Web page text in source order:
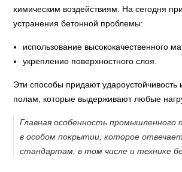
химическим воздействиям. На сегодня
устранения бетонной проблемы:
использование высококачественного
укрепление поверхностного слоя.
Эти способы придают удароустойчивость
полам, которые выдерживают любые
Главная особенность промышленного
в особом покрытии, которое
стандартам, в том числе и технике